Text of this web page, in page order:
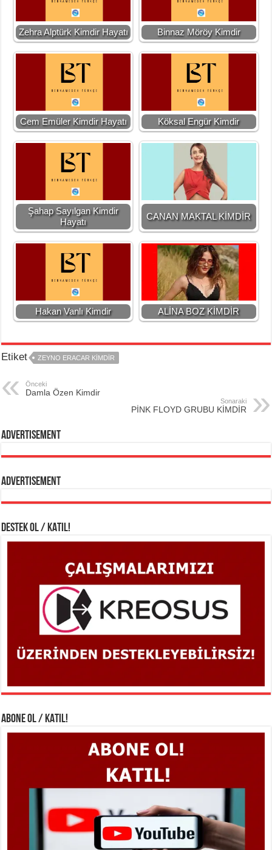
Zehra Alptürk Kimdir Hayatı Binnaz Möröy Kimdir
Cem Emüler Kimdir Hayatı Köksal Engür Kimdir
Şahap Sayılgan Kimdir
Hayatı
CANAN MAKTAL KİMDİR
Hakan Vanlı Kimdir ALİNA BOZ KİMDİR
Etiket ZEYNO ERACAR KIMDIR
Önceki
Damla Özen Kimdir
Sonaraki
PİNK FLOYD GRUBU KİMDİR
Advertisement
Advertisement
DESTEK OL / KATIL!
ABONE OL / KATIL!